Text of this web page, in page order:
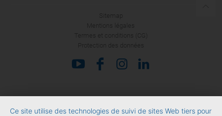
Sitemap
Mentions légales
Termes et conditions (CG)
Protection des données
Ce site utilise des technologies de suivi de sites Web tiers pour